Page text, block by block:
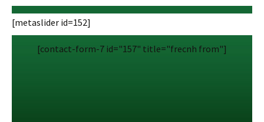
[metaslider id=152]
[contact-form-7 id="157" title="frecnh from"]